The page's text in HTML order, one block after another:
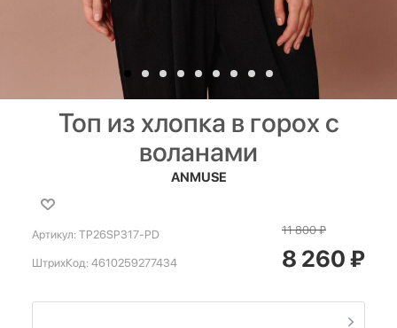
Топ из хлопка в горох с
воланами
ANMUSE
Артикул: TP26SP317-PD
ШтрихКод: 4610259277434
11 800₽
8 260₽